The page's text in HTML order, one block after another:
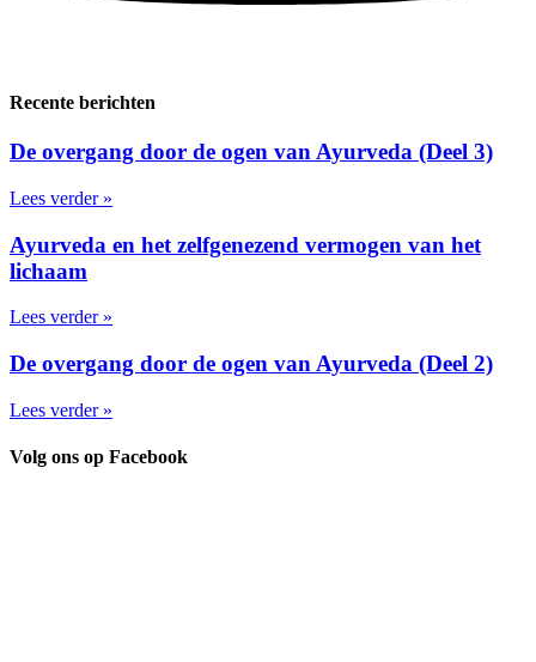
Recente berichten
De overgang door de ogen van Ayurveda (Deel 3)
Lees verder »
Ayurveda en het zelfgenezend vermogen van het
lichaam
Lees verder »
De overgang door de ogen van Ayurveda (Deel 2)
Lees verder »
Volg ons op Facebook